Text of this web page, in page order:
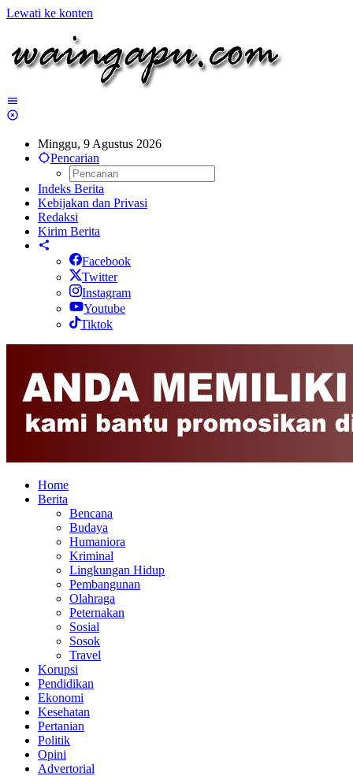
Lewati ke konten
Minggu, 9 Agustus 2026
Pencarian
Indeks Berita
Kebijakan dan Privasi
Redaksi
Kirim Berita
Facebook
Twitter
Instagram
Youtube
Tiktok
Home
Berita
Bencana
Budaya
Humaniora
Kriminal
Lingkungan Hidup
Pembangunan
Olahraga
Peternakan
Sosial
Sosok
Travel
Korupsi
Pendidikan
Ekonomi
Kesehatan
Pertanian
Politik
Opini
Advertorial